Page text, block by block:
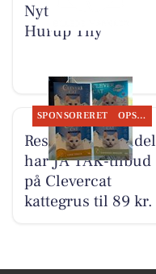
Nyt fra EDC
Hurup Thy
SPONSORERET OPSLAGSTAVLEN
Resen Landhandel
har JA TAK-tilbud
på Clevercat
kattegrus til 89 kr.